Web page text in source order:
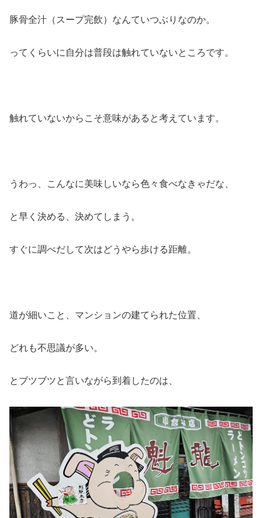
豚骨全汁（スープ完飲）なんていつぶりなのか。
ってくらいに自分は普段は触れていないところです。
触れていないからこそ意味があると考えています。
うわっ、こんなに美味しいなら色々食べなきゃだな、
と早く決める、決めてしまう。
すぐに調べだして次はどうやら歩ける距離。
道が細いこと、マンションの建てられた位置、
どれも不思議が多い。
とブツブツと言いながら到着したのは、